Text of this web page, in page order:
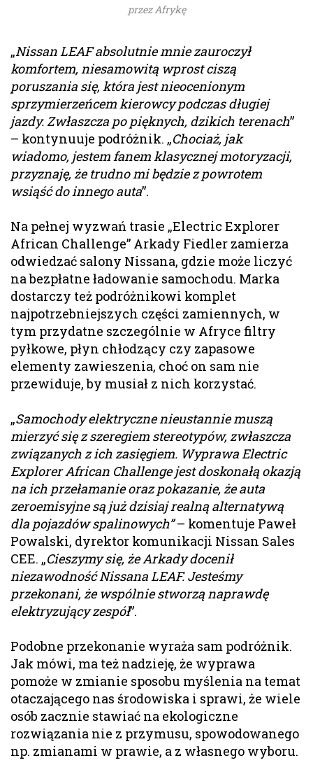
przez Afrykę
„Nissan LEAF absolutnie mnie zauroczył
komfortem, niesamowitą wprost ciszą
poruszania się, która jest nieocenionym
sprzymierzeńcem kierowcy podczas długiej
jazdy. Zwłaszcza po pięknych, dzikich terenach”
– kontynuuje podróżnik. „Chociaż, jak
wiadomo, jestem fanem klasycznej motoryzacji,
przyznaję, że trudno mi będzie z powrotem
wsiąść do innego auta”.
Na pełnej wyzwań trasie „Electric Explorer
African Challenge” Arkady Fiedler zamierza
odwiedzać salony Nissana, gdzie może liczyć
na bezpłatne ładowanie samochodu. Marka
dostarczy też podróżnikowi komplet
najpotrzebniejszych części zamiennych, w
tym przydatne szczególnie w Afryce filtry
pyłkowe, płyn chłodzący czy zapasowe
elementy zawieszenia, choć on sam nie
przewiduje, by musiał z nich korzystać.
„Samochody elektryczne nieustannie muszą
mierzyć się z szeregiem stereotypów, zwłaszcza
związanych z ich zasięgiem. Wyprawa Electric
Explorer African Challenge jest doskonałą okazją
na ich przełamanie oraz pokazanie, że auta
zeroemisyjne są już dzisiaj realną alternatywą
dla pojazdów spalinowych”– komentuje Paweł
Powalski, dyrektor komunikacji Nissan Sales
CEE. „Cieszymy się, że Arkady docenił
niezawodność Nissana LEAF. Jesteśmy
przekonani, że wspólnie stworzą naprawdę
elektryzujący zespół”.
Podobne przekonanie wyraża sam podróżnik.
Jak mówi, ma też nadzieję, że wyprawa
pomoże w zmianie sposobu myślenia na temat
otaczającego nas środowiska i sprawi, że wiele
osób zacznie stawiać na ekologiczne
rozwiązania nie z przymusu, spowodowanego
np. zmianami w prawie, a z własnego wyboru.